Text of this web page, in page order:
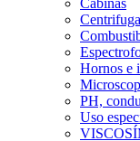
Cabinas
Hornos e
PH,
Uso